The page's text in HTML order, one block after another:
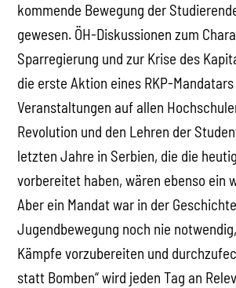
kommende Bewegung der
gewesen. ÖH-Diskussionen zum
Sparregierung und zur Krise des
die erste Aktion eines RKP-
Veranstaltungen auf allen
Revolution und den Lehren der
letzten Jahre in Serbien, die die
vorbereitet haben, wären ebenso ein
Aber ein Mandat war in der
Jugendbewegung noch nie
Kämpfe vorzubereiten und
statt Bomben“ wird jeden Tag an